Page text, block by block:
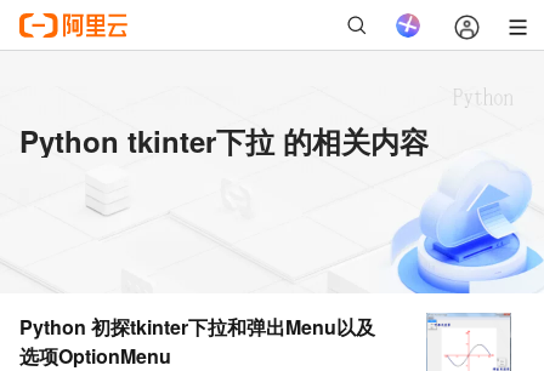
Python tkinter下拉 的相关内容
Python 初探tkinter下拉和弹出Menu以及
选项OptionMenu